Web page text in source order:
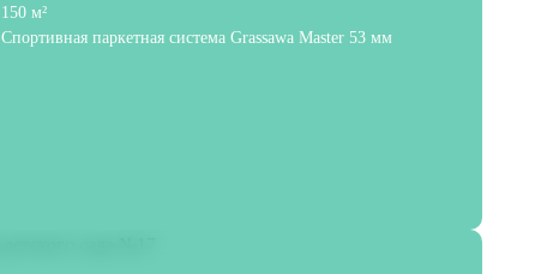
150 м²
Спортивная паркетная система Grassawa Master 53 мм